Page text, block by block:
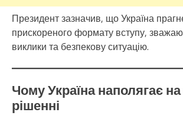
Президент зазначив, що Україна
прискореного формату вступу,
виклики та безпекову ситуацію.
Чому Україна наполягає
рішенні